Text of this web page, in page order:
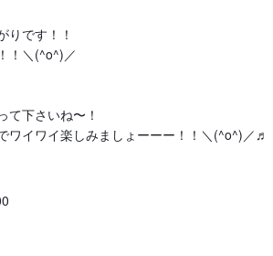
りです！！
！＼(^o^)／
て下さいね〜！
ワイワイ楽しみましょーーー！！＼(^o^)／♬